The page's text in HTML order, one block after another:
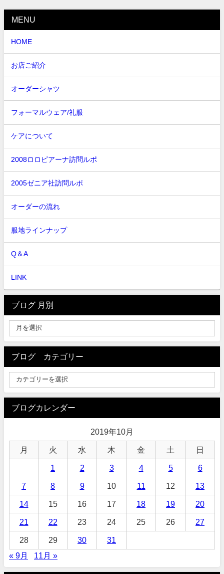
MENU
HOME
お店ご紹介
オーダーシャツ
フォーマルウェア/礼服
ケアについて
2008ロロピアーナ訪問ルポ
2005ゼニア社訪問ルポ
オーダーの流れ
服地ラインナップ
Q＆A
LINK
ブログ 月別
ブログ カテゴリー
ブログカレンダー
2019年10月
月 火 水 木 金 土 日
1 2 3 4 5 6
7 8 9 10 11 12 13
14 15 16 17 18 19 20
21 22 23 24 25 26 27
28 29 30
31
« 9月
11月 »